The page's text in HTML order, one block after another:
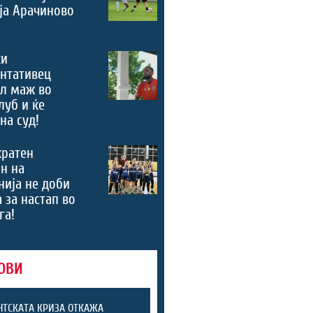
Арачиново
маж во
и ќе
суд!
на
не доби
настап во
КРИЗА ОТКАЖА